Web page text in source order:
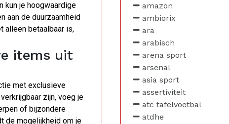
kun je hoogwaardige
aan de duurzaamheid
alleen betaalbaar is,
items uit
met exclusieve
zijn, voeg je
of bijzondere
de mogelijkheid om je
amazon
ambiorix
ara
arabisch
arena sport
arsenal
asia sport
assertiviteit
atc tafelvoetbal
atdhe